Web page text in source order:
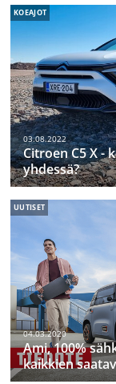
KOEAJOT
03.08.2022
Citroen C5 X -
yhdessä?
UUTISET
04.03.2020
Ami, 100%
kaikkien